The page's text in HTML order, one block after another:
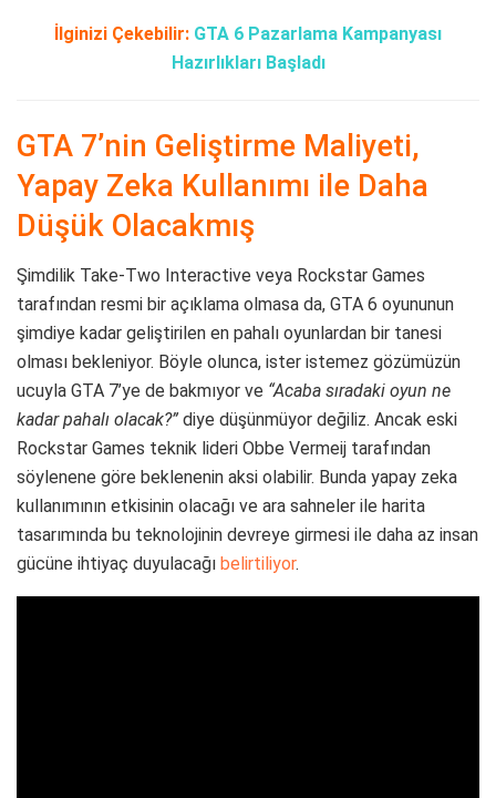
İlginizi Çekebilir: GTA 6 Pazarlama Kampanyası
Hazırlıkları Başladı
GTA 7’nin Geliştirme Maliyeti,
Yapay Zeka Kullanımı ile Daha
Düşük Olacakmış
Şimdilik Take-Two Interactive veya Rockstar Games
tarafından resmi bir açıklama olmasa da, GTA 6 oyununun
şimdiye kadar geliştirilen en pahalı oyunlardan bir tanesi
olması bekleniyor. Böyle olunca, ister istemez gözümüzün
ucuyla GTA 7’ye de bakmıyor ve “Acaba sıradaki oyun ne
kadar pahalı olacak?” diye düşünmüyor değiliz. Ancak eski
Rockstar Games teknik lideri Obbe Vermeij tarafından
söylenene göre beklenenin aksi olabilir. Bunda yapay zeka
kullanımının etkisinin olacağı ve ara sahneler ile harita
tasarımında bu teknolojinin devreye girmesi ile daha az insan
gücüne ihtiyaç duyulacağı belirtiliyor.